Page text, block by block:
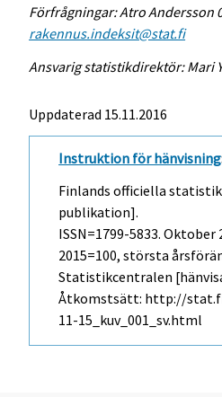
Förfrågningar: Atro Andersson
rakennus.indeksit@stat.fi
Ansvarig statistikdirektör: Mari
Uppdaterad 15.11.2016
Instruktion för hänvisning
Finlands officiella statistik
publikation].
ISSN=1799-5833.Oktober
2015=100, största
Statistikcentralen
Åtkomstsätt: http://
11-15_kuv_001_sv.html